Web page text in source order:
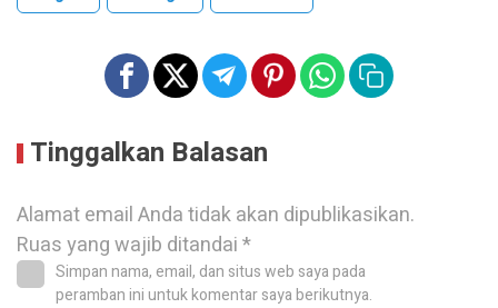
Tinggalkan Balasan
Alamat email Anda tidak akan dipublikasikan.
Ruas yang wajib ditandai*
Simpan nama, email, dan situs web saya pada
peramban ini untuk komentar saya berikutnya.